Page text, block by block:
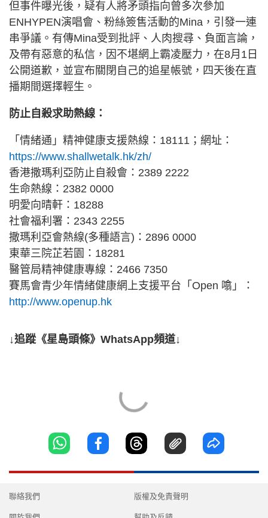
但事件曝光後，疑有人將矛頭指向曾多次參加
ENHYPEN演唱會、粉絲簽售活動的Mina，引發一連
串爭議。有傳Mina受到批評、人肉搜尋、負面言論，
及帶有惡意的私信，因不堪網上霸凌壓力，在8月1日
公開道歉，並宣布關閉自己的追星帳號，四天後在直
播期間選擇輕生。
防止自殺求助熱線：
「情緒通」精神健康支援熱線：18111；網址：
https://www.shallwetalk.hk/zh/
香港撒瑪利亞防止自殺會：2389 2222
生命熱線：2382 0000
明愛向晴軒：18288
社會福利署：2343 2255
撒瑪利亞會熱線(多種語言)：2896 0000
東華三院芷若園：18281
醫管局精神健康專線：2466 7350
賽馬會青少年情緒健康網上支援平台「Open 噏」：
http://www.openup.hk
↓追蹤《星島頭條》WhatsApp頻道↓
聯絡我們 版權及免責聲明